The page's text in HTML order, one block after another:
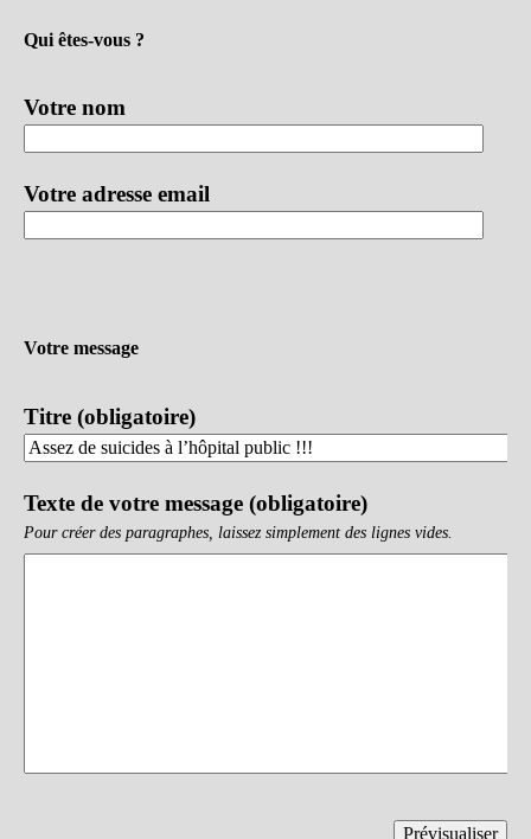
Qui êtes-vous ?
Votre nom
Votre adresse email
Votre message
Titre (obligatoire)
Texte de votre message (obligatoire)
Pour créer des paragraphes, laissez simplement des lignes vides.